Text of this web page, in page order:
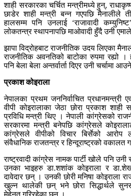
शाही सरकारका चर्चित मन्त्रीमध्ये हुन्,
छाडेर शाही मन्त्री बन्न गएपछि मैनालीले
हालसम्म पनि उनलाई ‘राजावादी
लोकतन्त्र स्थापनापछि माओवादी हुँदै उनी
झापा विद्रोहबाट राजनीतिक उदय लिएका
राजनीतिक अवनतिको बाटोका रुपमा रह्यो ।
पनि बेला बेला अन्तर्वार्ता दिएर उनी चर्चामा
प्रकाश कोइराला
नेपालका प्रथम जननिर्वाचित
वीपी कोइरालाका जेठा छोरा प्रकाश शाही
प्रविधि मन्त्री थिए । नेपाली कांग्रेसको
सरकारमा मन्त्री बनेपछि कांग्रेसले
कांग्रेसले वीपीको विचार बिर्सेको आरोप
संवैधानिक राजतन्त्र र हिन्दूराष्ट्रको वकालत
राष्ट्रवादी कांग्रेस नामक पार्टी खोले पनि
उनका भाइहरु डा.शशांक कोइराला र
दावेदार छन् । उनकी छोरी मनिषा कोइराला
खुल्न थालेकी छन् भने छोरा सिद्धार्थले
मेहेनत गरिरहेका छन् ।